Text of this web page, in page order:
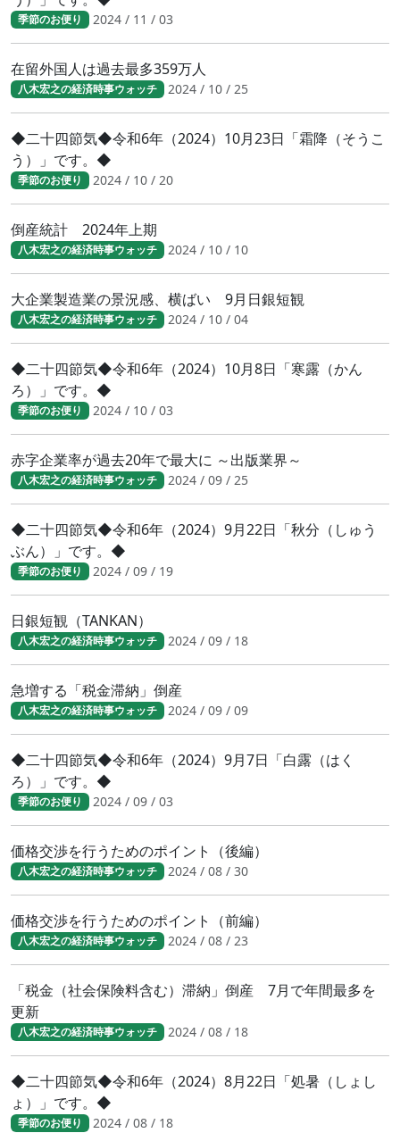
季節のお便り 2024 / 11 / 03
在留外国人は過去最多359万人
八木宏之の経済時事ウォッチ 2024 / 10 / 25
◆二十四節気◆令和6年（2024）10月23日「霜降（そうこ
う）」です。◆
季節のお便り 2024 / 10 / 20
倒産統計 2024年上期
八木宏之の経済時事ウォッチ 2024 / 10 / 10
大企業製造業の景況感、横ばい 9月日銀短観
八木宏之の経済時事ウォッチ 2024 / 10 / 04
◆二十四節気◆令和6年（2024）10月8日「寒露（かん
ろ）」です。◆
季節のお便り 2024 / 10 / 03
赤字企業率が過去20年で最大に ～出版業界～
八木宏之の経済時事ウォッチ 2024 / 09 / 25
◆二十四節気◆令和6年（2024）9月22日「秋分（しゅう
ぶん）」です。◆
季節のお便り 2024 / 09 / 19
日銀短観（TANKAN）
八木宏之の経済時事ウォッチ 2024 / 09 / 18
急増する「税金滞納」倒産
八木宏之の経済時事ウォッチ 2024 / 09 / 09
◆二十四節気◆令和6年（2024）9月7日「白露（はく
ろ）」です。◆
季節のお便り 2024 / 09 / 03
価格交渉を行うためのポイント（後編）
八木宏之の経済時事ウォッチ 2024 / 08 / 30
価格交渉を行うためのポイント（前編）
八木宏之の経済時事ウォッチ 2024 / 08 / 23
「税金（社会保険料含む）滞納」倒産 7月で年間最多を
更新
八木宏之の経済時事ウォッチ 2024 / 08 / 18
◆二十四節気◆令和6年（2024）8月22日「処暑（しょし
ょ）」です。◆
季節のお便り 2024 / 08 / 18